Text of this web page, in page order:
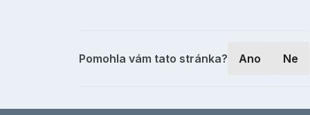
Pomohla vám tato stránka? Ano Ne